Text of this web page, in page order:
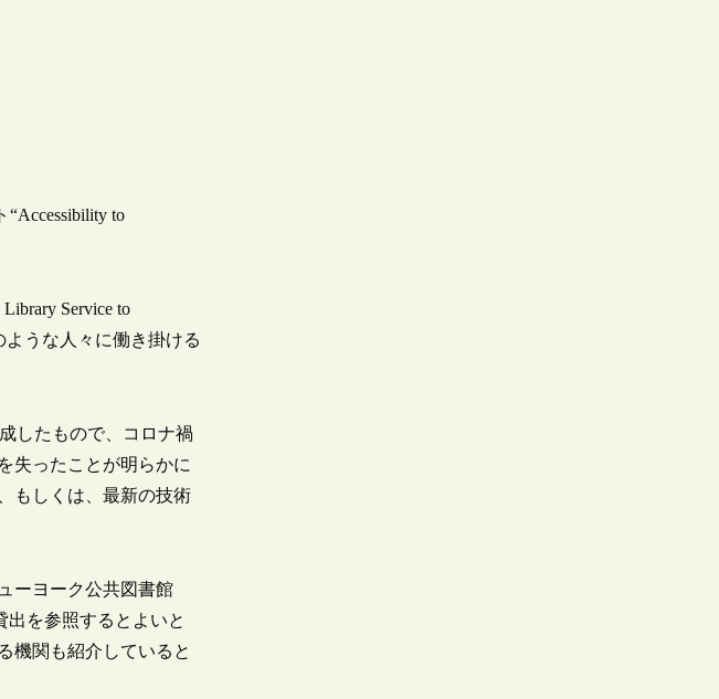
to
Service to
ような人々に働き掛ける
したもので、コロナ禍
失ったことが明らかに
もしくは、最新の技術
ーヨーク公共図書館
出を参照するとよいと
機関も紹介していると